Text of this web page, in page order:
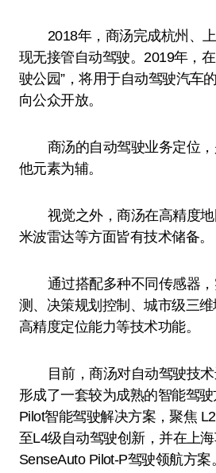
2018年，商汤完成杭州、
现无接管自动驾驶。2019年，
驶公园”，将用于自动驾驶汽车
向公众开放。
商汤的自动驾驶业务定位
他元素为辅。
视觉之外，商汤在高精度
米波雷达等方面皆有技术储备。
通过搭配多种不同传感器
测、决策规划控制、城市级三
高精度定位能力等技术功能。
目前，商汤对自动驾驶技
形成了一套较为成熟的智能驾
Pilot智能驾驶解决方案，聚焦
至L4级自动驾驶创新，并在上
SenseAuto Pilot-P驾驶领航方案